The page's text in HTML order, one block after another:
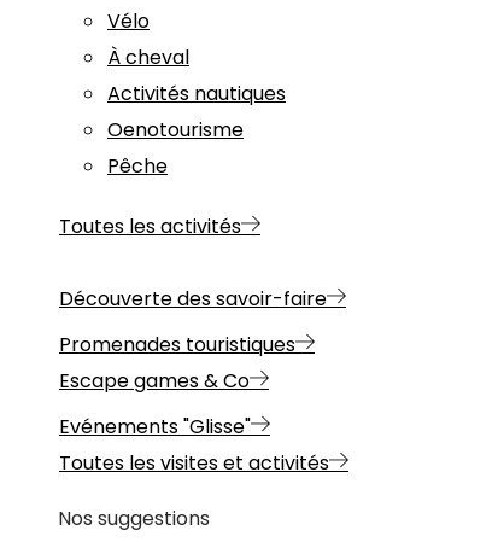
Vélo
À cheval
Activités nautiques
Oenotourisme
Pêche
Toutes les activités
Découverte des savoir-faire
Promenades touristiques
Escape games & Co
Evénements "Glisse"
Toutes les visites et activités
Nos suggestions